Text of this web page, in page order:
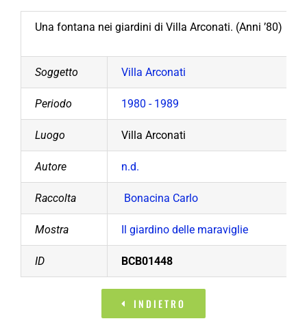
Una fontana nei giardini di Villa Arconati. (Anni ’80)
Soggetto Villa Arconati
Periodo 1980 - 1989
Luogo Villa Arconati
Autore n.d.
Raccolta Bonacina Carlo
Mostra Il giardino delle maraviglie
ID BCB01448
INDIETRO